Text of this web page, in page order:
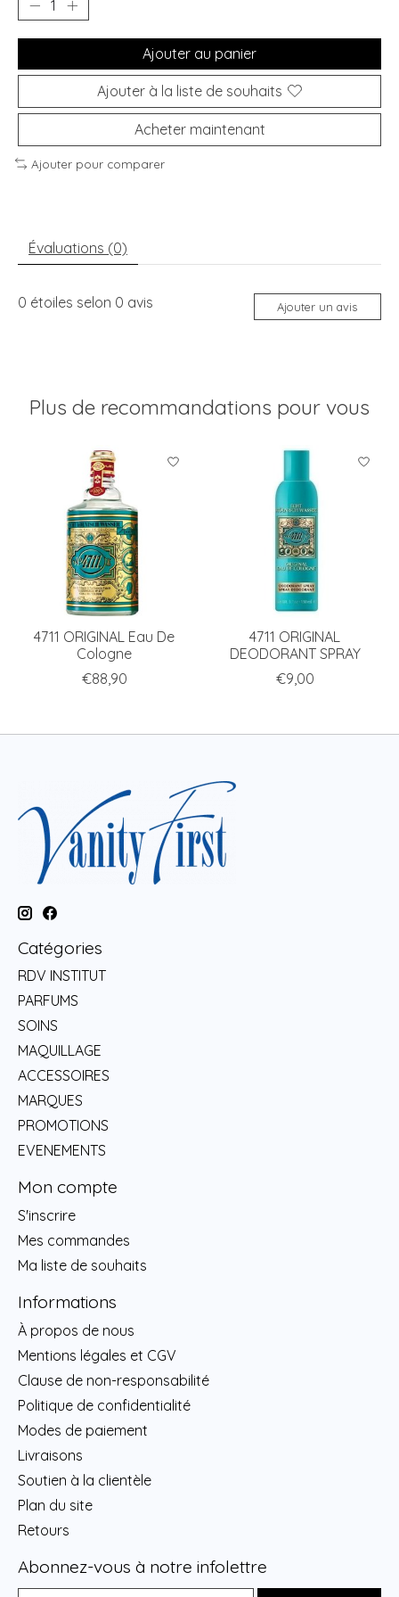
Ajouter au panier
Ajouter à la liste de souhaits
Acheter maintenant
Ajouter pour comparer
Évaluations (0)
0 étoiles selon 0 avis Ajouter un avis
Plus de recommandations pour vous
Articles du carrousel de produits
4711 ORIGINAL Eau De
Cologne
€88,90
4711 ORIGINAL
DEODORANT SPRAY
€9,00
Catégories
RDV INSTITUT
PARFUMS
SOINS
MAQUILLAGE
ACCESSOIRES
MARQUES
PROMOTIONS
EVENEMENTS
Mon compte
S'inscrire
Mes commandes
Ma liste de souhaits
Informations
À propos de nous
Mentions légales et CGV
Clause de non-responsabilité
Politique de confidentialité
Modes de paiement
Livraisons
Soutien à la clientèle
Plan du site
Retours
Abonnez-vous à notre infolettre